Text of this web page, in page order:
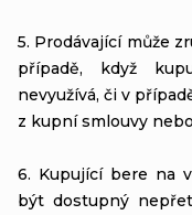
5. Prodávající může
případě, když
nevyužívá, či v
z kupní smlouvy
6. Kupující bere na
být dostupný